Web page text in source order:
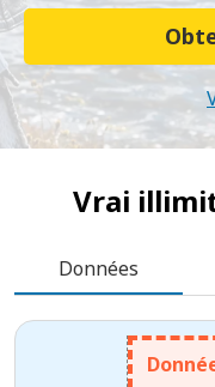
Vrai
Données